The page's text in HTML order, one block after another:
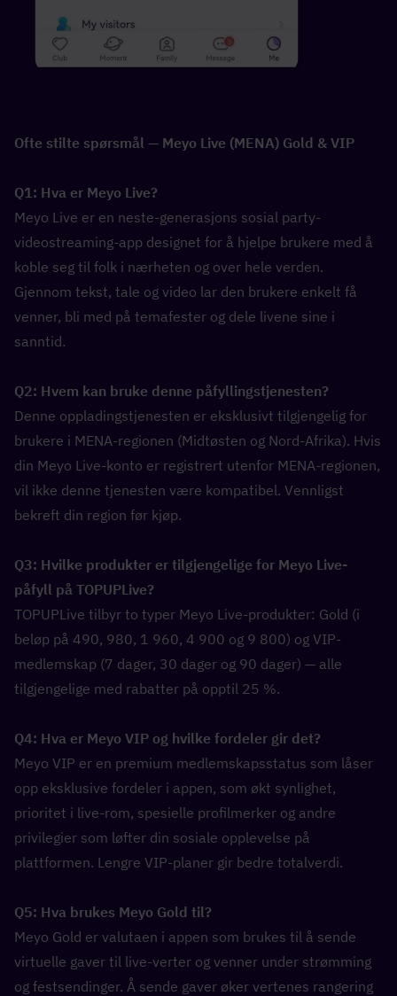
Ofte stilte spørsmål — Meyo Live (MENA) Gold & VIP
Q1: Hva er Meyo Live?
Meyo Live er en neste-generasjons sosial party-
videostreaming-app designet for å hjelpe brukere med å
koble seg til folk i nærheten og over hele verden.
Gjennom tekst, tale og video lar den brukere enkelt få
venner, bli med på temafester og dele livene sine i
sanntid.
Q2: Hvem kan bruke denne påfyllingstjenesten?
Denne oppladingstjenesten er eksklusivt tilgjengelig for
brukere i MENA-regionen (Midtøsten og Nord-Afrika). Hvis
din Meyo Live-konto er registrert utenfor MENA-regionen,
vil ikke denne tjenesten være kompatibel. Vennligst
bekreft din region før kjøp.
Q3: Hvilke produkter er tilgjengelige for Meyo Live-
påfyll på TOPUPLive?
TOPUPLive tilbyr to typer Meyo Live-produkter: Gold (i
beløp på 490, 980, 1 960, 4 900 og 9 800) og VIP-
medlemskap (7 dager, 30 dager og 90 dager) — alle
tilgjengelige med rabatter på opptil 25 %.
Q4: Hva er Meyo VIP og hvilke fordeler gir det?
Meyo VIP er en premium medlemskapsstatus som låser
opp eksklusive fordeler i appen, som økt synlighet,
prioritet i live-rom, spesielle profilmerker og andre
privilegier som løfter din sosiale opplevelse på
plattformen. Lengre VIP-planer gir bedre totalverdi.
Q5: Hva brukes Meyo Gold til?
Meyo Gold er valutaen i appen som brukes til å sende
virtuelle gaver til live-verter og venner under strømming
og festsendinger. Å sende gaver øker vertenes rangering